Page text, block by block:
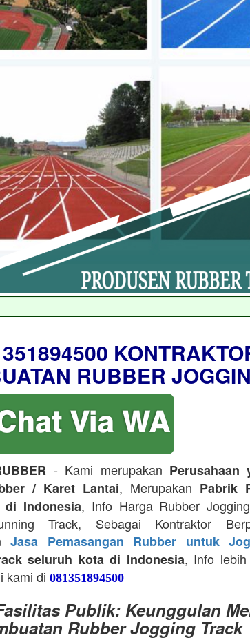
RUBBER
- Kami merupakan Perusahaan
/ Karet Lantai, Merupakan Pabrik
di Indonesia, Info Harga Rubber
Track, Sebagai Kontraktor
Jasa Pemasangan Rubber untuk
seluruh kota di Indonesia, Info
kami di 081351894500
Publik: Keunggulan
Rubber Jogging Track